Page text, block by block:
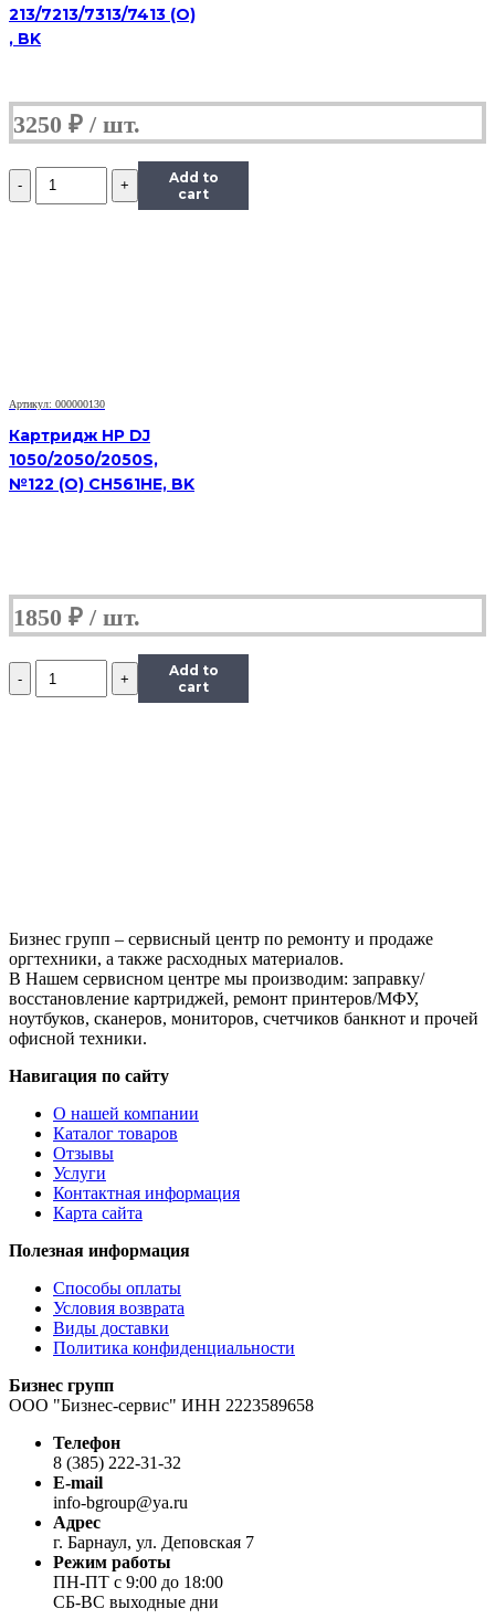
213/7213/7313/7413 (O)
, BK
3250 ₽
Количество
Картридж
Add to
cart
Артикул: 000000130
Картридж HP DJ
1050/2050/2050S,
№122 (О) CH561HE, BK
1850 ₽
Количество
Картридж
Add to
cart
Бизнес групп – сервисный центр по ремонту и продаже
оргтехники, а также расходных материалов.
В Нашем сервисном центре мы производим: заправку/
восстановление картриджей, ремонт принтеров/МФУ,
ноутбуков, сканеров, мониторов, счетчиков банкнот и прочей
офисной техники.
Навигация по сайту
О нашей компании
Каталог товаров
Отзывы
Услуги
Контактная информация
Карта сайта
Полезная информация
Способы оплаты
Условия возврата
Виды доставки
Политика конфиденциальности
Бизнес групп
ООО "Бизнес-сервис" ИНН 2223589658
Телефон
8 (385) 222-31-32
E-mail
info-bgroup@ya.ru
Адрес
г. Барнаул, ул. Деповская 7
Режим работы
ПН-ПТ с 9:00 до 18:00
СБ-ВС выходные дни